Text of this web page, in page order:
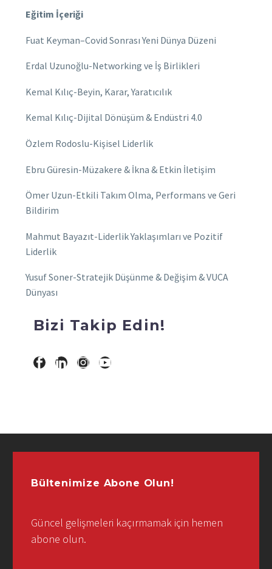
Eğitim İçeriği
Fuat Keyman–Covid Sonrası Yeni Dünya Düzeni
Erdal Uzunoğlu-Networking ve İş Birlikleri
Kemal Kılıç-Beyin, Karar, Yaratıcılık
Kemal Kılıç-Dijital Dönüşüm & Endüstri 4.0
Özlem Rodoslu-Kişisel Liderlik
Ebru Güresin-Müzakere & İkna & Etkin İletişim
Ömer Uzun-Etkili Takım Olma, Performans ve Geri
Bildirim
Mahmut Bayazıt-Liderlik Yaklaşımları ve Pozitif
Liderlik
Yusuf Soner-Stratejik Düşünme & Değişim & VUCA
Dünyası
Bizi Takip Edin!
Bültenimize Abone Olun!
Güncel gelişmeleri kaçırmamak için hemen
abone olun.